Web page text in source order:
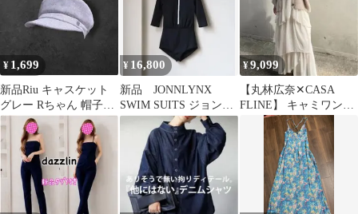
¥ 1,699
新品Riu キャスケット
グレー Rちゃん 帽子
Y2K archive 完売品
¥ 16,800
新品 JONNLYNX
SWIM SUITS ジョンリ
ンクス 定価38500円
¥9,099
【丸林広奈✕CASA
FLINE】 キャミワンピ
ースのみ